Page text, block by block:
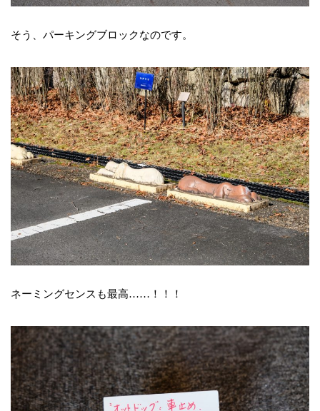
そう、パーキングブロックなのです。
ネーミングセンスも最高……！！！